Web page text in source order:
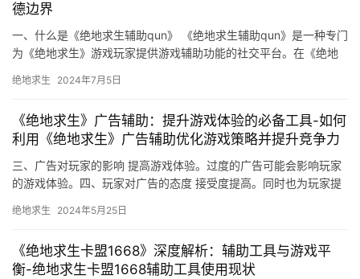
德边界
一、什么是《绝地求生辅助qun》 《绝地求生辅助qun》是一种专门
为《绝地求生》游戏玩家提供游戏辅助功能的社交平台。在《绝地
绝地求生 2024年7月5日
《绝地求生》广告辅助：提升游戏体验的必备工具-如何
利用《绝地求生》广告辅助优化游戏策略并提升竞争力
三、广告对玩家的影响 提高游戏体验。过度的广告可能会影响玩家
的游戏体验。四、玩家对广告的态度 接受度提高。同时也为玩家提
绝地求生 2024年5月25日
《绝地求生卡盟1668》深度解析：辅助工具与游戏平
衡-绝地求生卡盟1668辅助工具使用现状